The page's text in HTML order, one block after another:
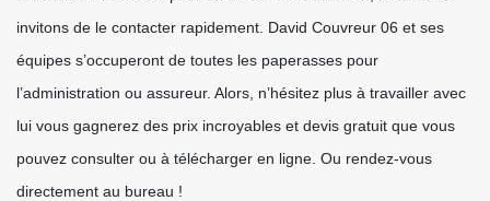
invitons de le contacter rapidement. David Couvreur 06 et ses
équipes s’occuperont de toutes les paperasses pour
l’administration ou assureur. Alors, n’hésitez plus à travailler avec
lui vous gagnerez des prix incroyables et devis gratuit que vous
pouvez consulter ou à télécharger en ligne. Ou rendez-vous
directement au bureau !